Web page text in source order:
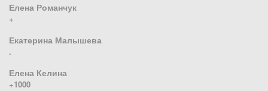
Елена Романчук
+
Екатерина Малышева
.
Елена Келина
+1000